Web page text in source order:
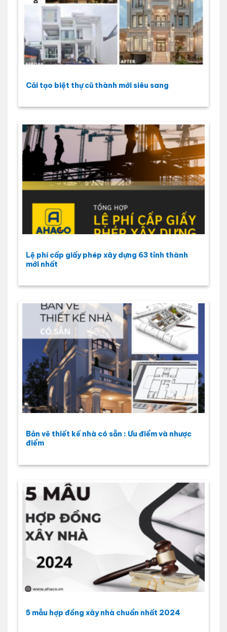
Cải tạo biệt thự cũ thành mới siêu sang
Lệ phí cấp giấy phép xây dựng 63 tỉnh thành
mới nhất
Bản vẽ thiết kế nhà có sẵn : Ưu điểm và nhược
điểm
5 mẫu hợp đồng xây nhà chuẩn nhất 2024